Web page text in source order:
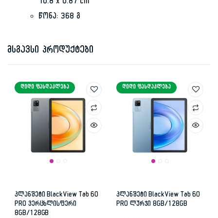
10.8 x 0.87 cm
წონა: 368 გ
მსგავსი პროდუქტები
ᲓᲘᲓᲘ ᲤᲐᲡᲓᲐᲙᲚᲔᲑᲐ
პლანშეტი BlackView Tab 60
PRO ვერცხლისფერი
8GB/128GB
ᲓᲘᲓᲘ ᲤᲐᲡᲓᲐᲙᲚᲔᲑᲐ
პლანშეტი BlackView Tab 60
PRO ლურჯი 8GB/128GB